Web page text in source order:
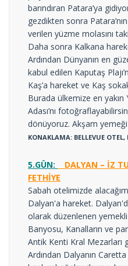
barındıran Patara’ya
gezdikten sonra Patara’nın
verilen yüzme molasını
Daha sonra Kalkana
Ardından Dünyanın en
kabul edilen Kaputaş
Kaş’a hareket ve Kaş
Burada ülkemize en yakın
Adası’nı
dönüyoruz. Akşam
KONAKLAMA: BELLEVUE OTEL,
5.GÜN:
DALYAN – İZ
FETHİYE
Sabah otelimizde
Dalyan'a hareket.
olarak düzenlenen
Banyosu, Kanalların ve
Antik Kenti Kral Mezarları
Ardından Dalyanın